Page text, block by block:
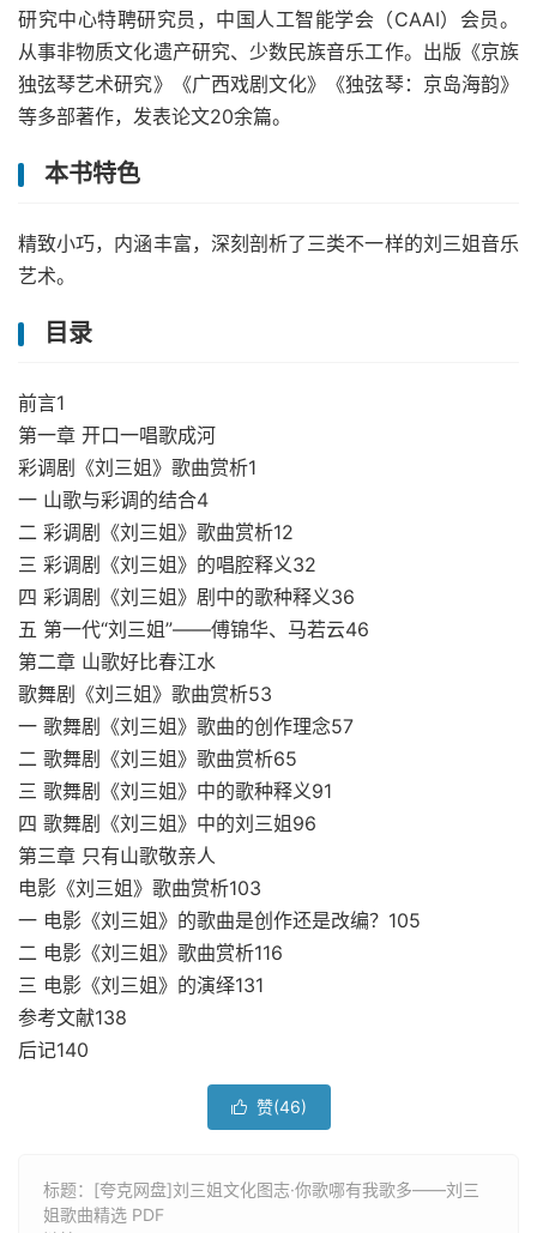
研究中心特聘研究员，中国人工智能学会（CAAI）会员。
从事非物质文化遗产研究、少数民族音乐工作。出版《京族
独弦琴艺术研究》《广西戏剧文化》《独弦琴：京岛海韵》
等多部著作，发表论文20余篇。
本书特色
精致小巧，内涵丰富，深刻剖析了三类不一样的刘三姐音乐
艺术。
目录
前言1
第一章 开口一唱歌成河
彩调剧《刘三姐》歌曲赏析1
一 山歌与彩调的结合4
二 彩调剧《刘三姐》歌曲赏析12
三 彩调剧《刘三姐》的唱腔释义32
四 彩调剧《刘三姐》剧中的歌种释义36
五 第一代“刘三姐”——傅锦华、马若云46
第二章 山歌好比春江水
歌舞剧《刘三姐》歌曲赏析53
一 歌舞剧《刘三姐》歌曲的创作理念57
二 歌舞剧《刘三姐》歌曲赏析65
三 歌舞剧《刘三姐》中的歌种释义91
四 歌舞剧《刘三姐》中的刘三姐96
第三章 只有山歌敬亲人
电影《刘三姐》歌曲赏析103
一 电影《刘三姐》的歌曲是创作还是改编？105
二 电影《刘三姐》歌曲赏析116
三 电影《刘三姐》的演绎131
参考文献138
后记140
 赞(46)
标题：[夸克网盘]刘三姐文化图志·你歌哪有我歌多——刘三
姐歌曲精选 PDF